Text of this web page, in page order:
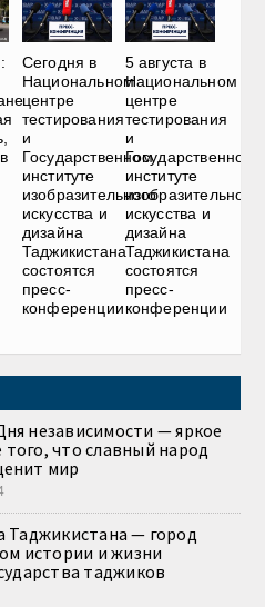
Сегодня в
Национальном
центре
тестирования
и
Государственном
институте
изобразительного
искусства и
дизайна
Таджикистана
состоятся
пресс-
конференции
5 августа в
Национальном
центре
тестирования
и
Государственном
институте
изобразительного
искусства и
дизайна
Таджикистана
состоятся
пресс-
конференции
независимости — яркое
что славный народ
мир
Таджикистана — город
истории и жизни
таджиков